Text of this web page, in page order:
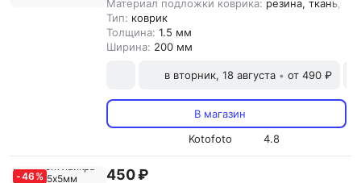
Материал подложки коврика: резина, ткань,
Тип: коврик
Толщина: 1.5 мм
Ширина: 200 мм
в вторник, 18 августа • от 490 ₽
В магазин
Kotofoto
4.8
-46 % 450 ₽